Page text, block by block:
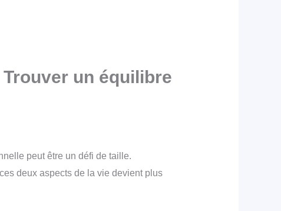
un équilibre
peut être un défi de taille.
deux aspects de la vie devient plus